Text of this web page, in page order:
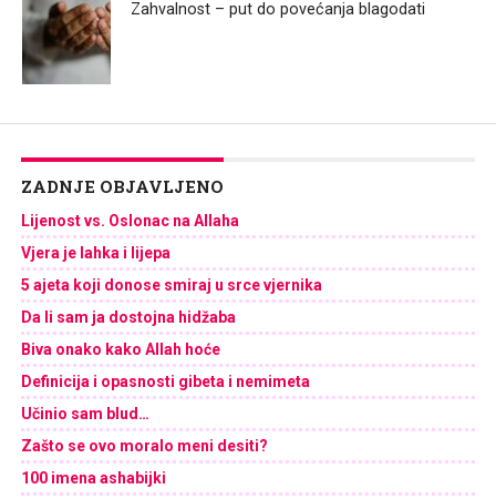
Zahvalnost – put do povećanja blagodati
ZADNJE OBJAVLJENO
Lijenost vs. Oslonac na Allaha
Vjera je lahka i lijepa
5 ajeta koji donose smiraj u srce vjernika
Da li sam ja dostojna hidžaba
Biva onako kako Allah hoće
Definicija i opasnosti gibeta i nemimeta
Učinio sam blud…
Zašto se ovo moralo meni desiti?
100 imena ashabijki